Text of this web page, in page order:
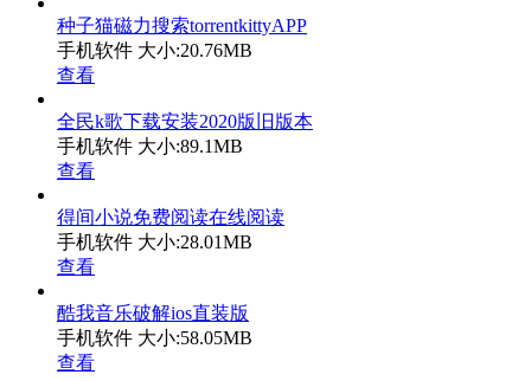
种子猫磁力搜索torrentkittyAPP
手机软件 大小:20.76MB
查看
全民k歌下载安装2020版旧版本
手机软件 大小:89.1MB
查看
得间小说免费阅读在线阅读
手机软件 大小:28.01MB
查看
酷我音乐破解ios直装版
手机软件 大小:58.05MB
查看